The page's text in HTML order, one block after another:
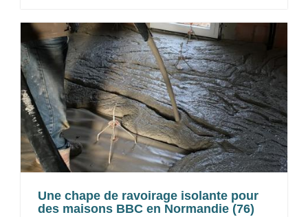
Une chape de ravoirage isolante pour
des maisons BBC en Normandie (76)